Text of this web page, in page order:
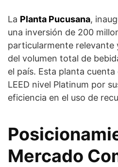
La Planta Pucusana,
una inversión de 200
particularmente relevante
del volumen total de
el país. Esta planta
LEED nivel Platinum por
eficiencia en el uso de
Mercado